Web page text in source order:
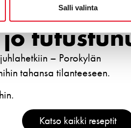
Salli valinta
– Porokylän
tahansa tilanteeseen.
Katso kaikki reseptit